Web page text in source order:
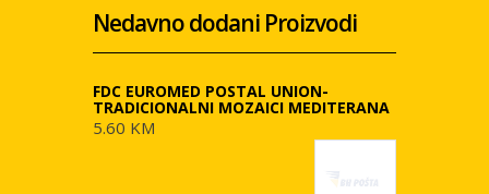
Nedavno dodani Proizvodi
FDC EUROMED POSTAL UNION-
TRADICIONALNI MOZAICI MEDITERANA
5.60 KM